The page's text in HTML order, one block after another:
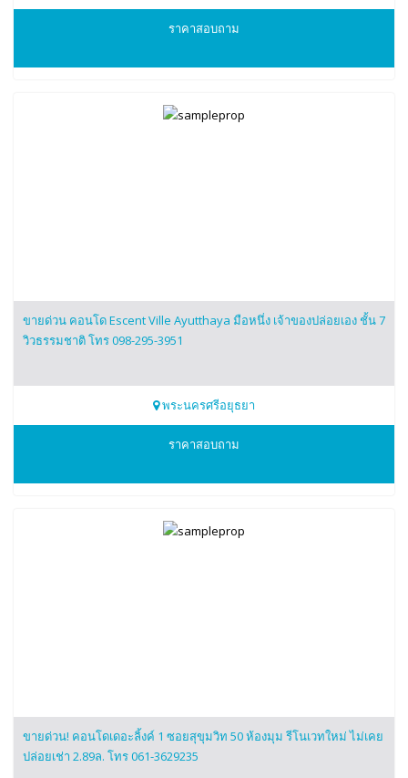
0815585630
ราคาสอบถาม
0982953951
ขายด่วน คอนโด Escent Ville Ayutthaya มือหนึ่ง เจ้าของปล่อยเอง ชั้น 7
วิวธรรมชาติ โทร 098-295-3951
พระนครศรีอยุธยา
ราคาสอบถาม
ขายด่วน! คอนโดเดอะลิ้งค์ 1 ซอยสุขุมวิท 50 ห้องมุม รีโนเวทใหม่ ไม่เคย
ปล่อยเช่า 2.89ล. โทร 061-3629235